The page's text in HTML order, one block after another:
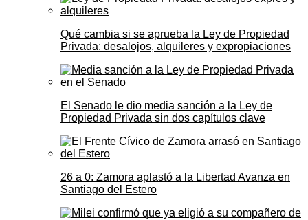
Qué cambia si se aprueba la Ley de Propiedad
Privada: desalojos, alquileres y expropiaciones
El Senado le dio media sanción a la Ley de
Propiedad Privada sin dos capítulos clave
26 a 0: Zamora aplastó a la Libertad Avanza en
Santiago del Estero